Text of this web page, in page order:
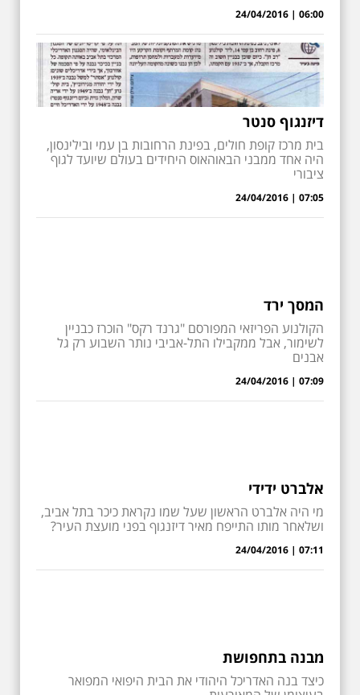
06:00 | 24/04/2016
דיזנגוף סנטר
בית מרכז קופת חולים, בפינת הרחובות בן עמי ובילינסון,
היה אחד ממבני הבאוהאוס היחידים בעולם שיועד לגוף
ציבורי
07:05 | 24/04/2016
המסך ירד
הקולנוע הפריזאי המפורסם "גרנד רקס" הוכרז כבניין
לשימור, אבל ממקבילו התל-אביבי נותר השבוע רק גל
אבנים
07:09 | 24/04/2016
אלברט ידידי
מי היה אלברט הראשון שעל שמו נקראת כיכר בתל אביב,
ושלאחר מותו התייפח מאיר דיזנגוף בפני מועצת העיר?
07:11 | 24/04/2016
מבנה בתחפושת
כיצד בנה האדריכל היהודי את הבית היפואי המפואר